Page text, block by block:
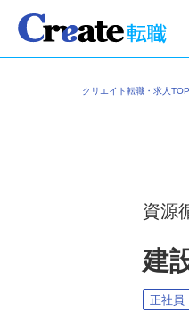
クリエイト転職・求人
資源
建
正社員